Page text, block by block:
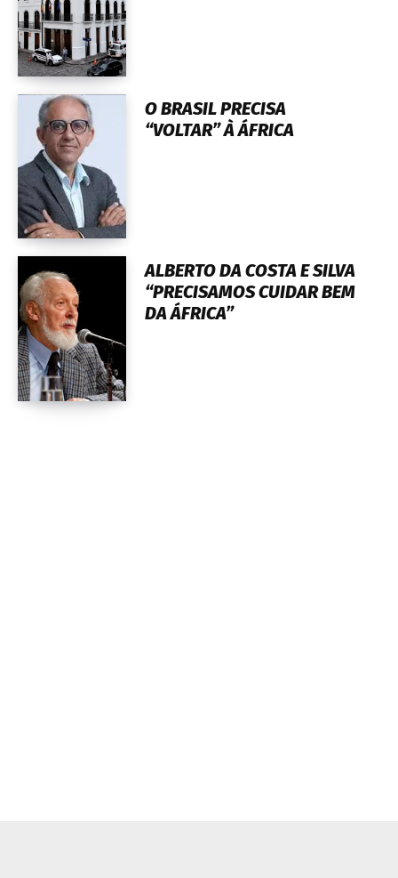
O BRASIL PRECISA
“VOLTAR” À ÁFRICA
ALBERTO DA COSTA E SILVA
“PRECISAMOS CUIDAR BEM
DA ÁFRICA”